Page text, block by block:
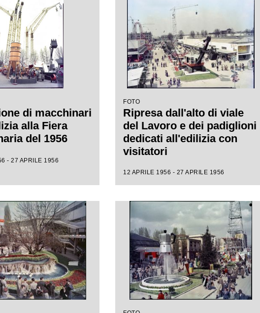
di macchinari
alla Fiera
del 1956
- 27 APRILE 1956
FOTO
Ripresa dall'alto di viale
del Lavoro e dei padiglioni
dedicati all'edilizia con
visitatori
12 APRILE 1956 - 27 APRILE 1956